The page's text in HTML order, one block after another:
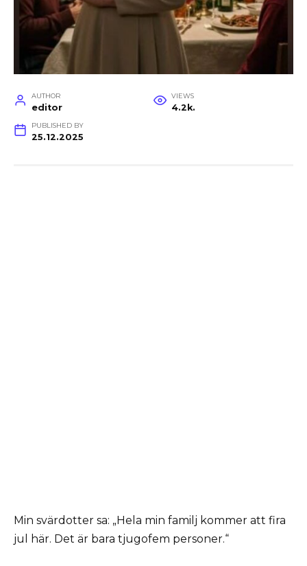
AUTHOR
editor
VIEWS
4.2k.
PUBLISHED BY
25.12.2025
Min svärdotter sa: „Hela min familj kommer att fira
jul här. Det är bara tjugofem personer.“